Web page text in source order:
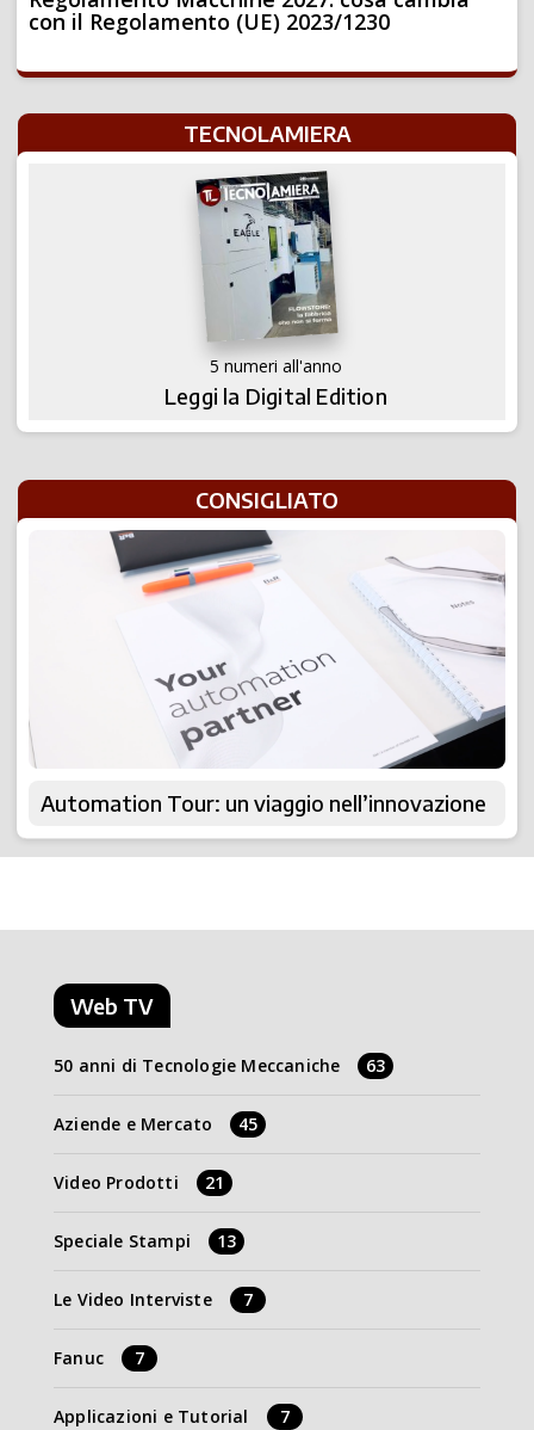
con il Regolamento (UE) 2023/1230
TECNOLAMIERA
5 numeri all'anno
Leggi la Digital Edition
CONSIGLIATO
Automation Tour: un viaggio nell’innovazione
Web TV
50 anni di Tecnologie Meccaniche 63
Aziende e Mercato 45
Video Prodotti 21
Speciale Stampi 13
Le Video Interviste 7
Fanuc 7
Applicazioni e Tutorial 7